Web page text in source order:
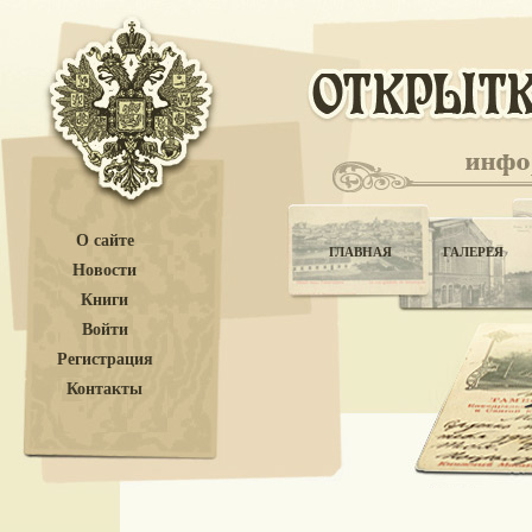
О сайте
Новости
Книги
Войти
Регистрация
Контакты
ГЛАВНАЯ ГАЛЕРЕЯ